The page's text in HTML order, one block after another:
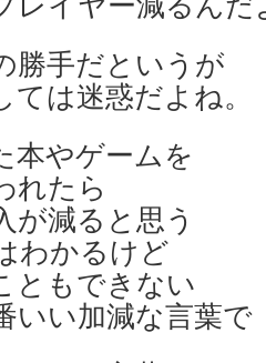
勝手だというが
ては迷惑だよね。
本やゲームを
れたら
が減ると思う
わかるけど
ともできない
いい加減な言葉で